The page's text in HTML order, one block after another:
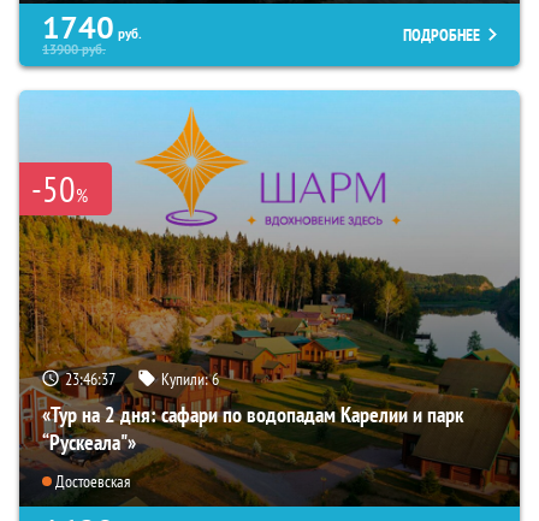
1740 руб.
13900руб.
ПОДРОБНЕЕ
-50%
23:46:35 Купили:6
«Тур на 2 дня: сафари по водопадам Карелии и парк
“Рускеала"»
Достоевская